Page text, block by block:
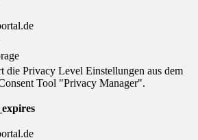
die Privacy Level Einstellungen aus dem
Tool "Privacy Manager".